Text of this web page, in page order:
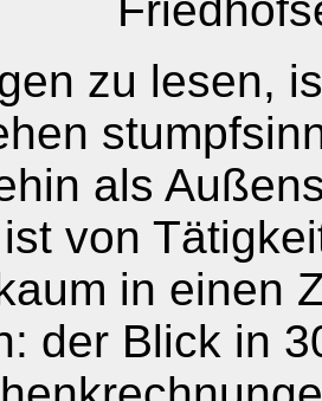
zu lesen,
als
von
in einen
der Blick in